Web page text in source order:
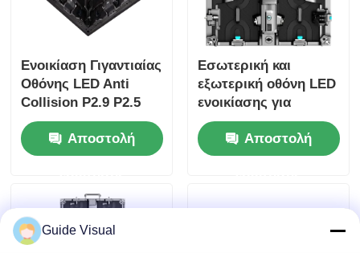
Ενοικίαση Γιγαντιαίας
Οθόνης LED Anti
Collision P2.9 P2.5
Για Σκηνή Φόντου
Αποστολή
Εσωτερική και
εξωτερική οθόνη LED
ενοικίασης για
σκηνές και ζωντανές
εκδηλώσειςΑποστολή
Guide Visual